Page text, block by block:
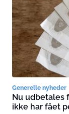
Generelle nyheder
Nu udbetales
ikke har fået